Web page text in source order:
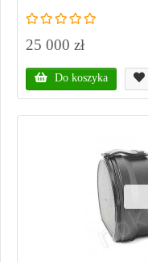
25 000 zł
Do koszyka